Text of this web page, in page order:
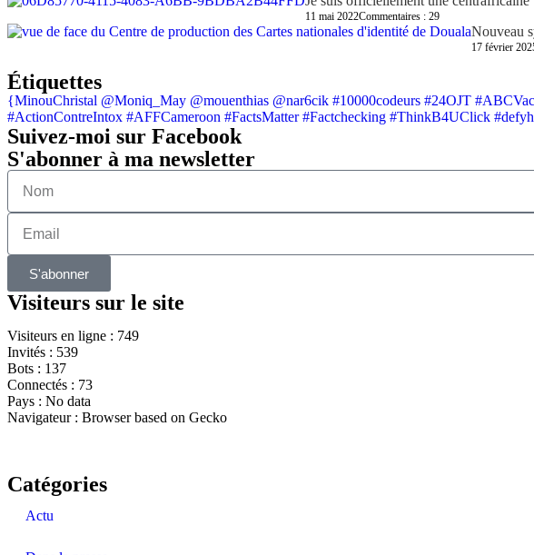
11 mai 2022Commentaires : 29
Nouveau
17 février
Étiquettes
{MinouChristal @Moniq_May @mouenthias @nar6cik #10000codeurs #24OJT
#ActionContreIntox #AFFCameroon #FactsMatter #Factchecking #ThinkB4UClick
Suivez-moi sur Facebook
S'abonner à ma newsletter
S'abonner
Visiteurs sur le site
Visiteurs en ligne : 749
Invités : 539
Bots : 137
Connectés : 73
Pays : No data
Navigateur : Browser based on Gecko
Catégories
Actu